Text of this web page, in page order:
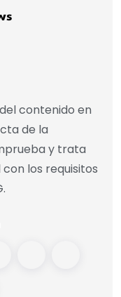
contenido en
de la
y trata
los requisitos